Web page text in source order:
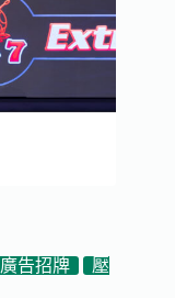
廣告招牌
壓